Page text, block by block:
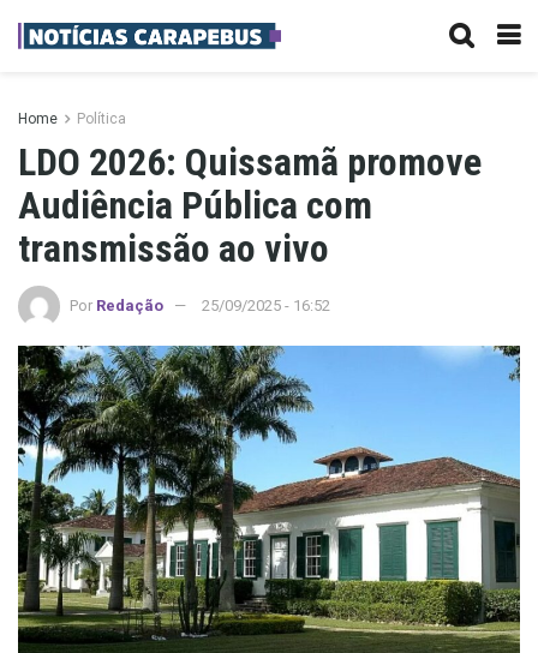
Home Política
LDO 2026: Quissamã promove
Audiência Pública com
transmissão ao vivo
Por Redação 25/09/2025 - 16:52